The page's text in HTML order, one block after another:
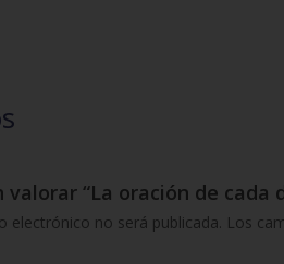
valorar “La oración de cada
electrónico no será publicada. Los